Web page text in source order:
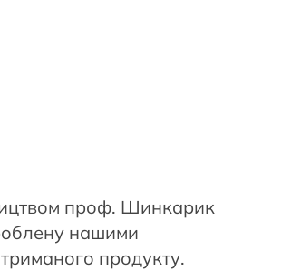
проф. Шинкарик
нашими
продукту.